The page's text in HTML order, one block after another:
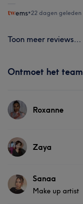
ems•22 dagen geleden
Toon meer reviews...
Ontmoet het team
Roxanne
Behandelingen
Zaya
Behandelingen
Sanaa
Make up artist